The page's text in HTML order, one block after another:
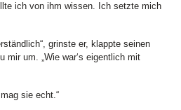
ich von ihm wissen. Ich setzte mich
grinste er, klappte seinen
mir um. „Wie war‘s eigentlich mit
sie echt.“